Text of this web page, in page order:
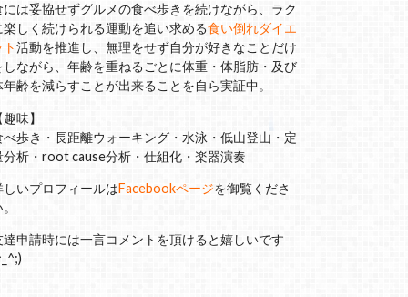
には妥協せずグルメの食べ歩きを続けながら、ラク
楽しく続けられる運動を追い求める食い倒れダイエ
活動を推進し、無理をせず自分が好きなことだけ
しながら、年齢を重ねるごとに体重・体脂肪・及び
年齢を減らすことが出来ることを自ら実証中。
味】
べ歩き・長距離ウォーキング・水泳・低山登山・定
分析・root cause分析・仕組化・楽器演奏
しいプロフィールはFacebookページを御覧くださ
達申請時には一言コメントを頂けると嬉しいです